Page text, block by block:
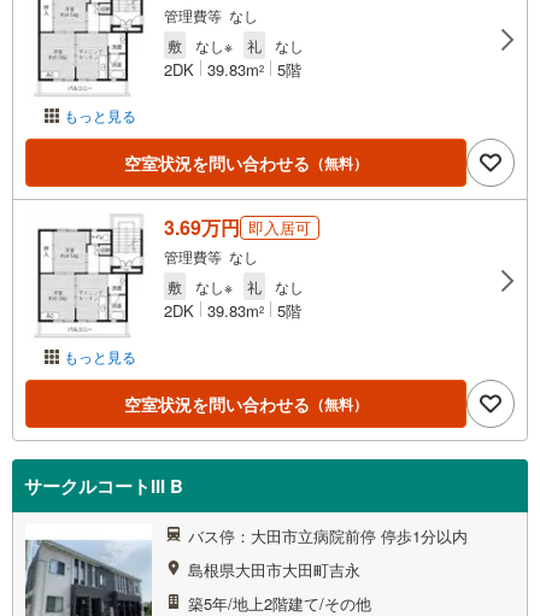
もっと見る
管理費等 なし
敷
なし※ 礼 なし
2DK 39.83m2 5階
空室状況を問い合わせる （無料）
もっと見る
3.69万円 即入居可
管理費等 なし
敷
なし※ 礼 なし
2DK 39.83m2 5階
空室状況を問い合わせる （無料）
サークルコートIII B
バス停：大田市立病院前停 停歩1分以内
島根県大田市大田町吉永
築5年/地上2階建て/その他